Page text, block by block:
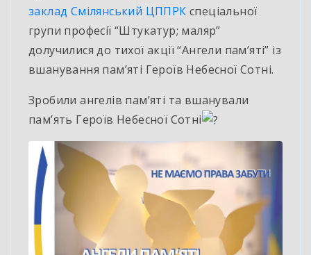
заклад Смілянський ЦППРК спеціальної
групи професії “Штукатур; маляр”
долучилися до тихої акції “Ангели пам’яті” із
вшанування пам’яті Героїв Небесної Сотні.
Зробили ангелів пам’яті та вшанували
пам’ять Героїв Небесної Сотні